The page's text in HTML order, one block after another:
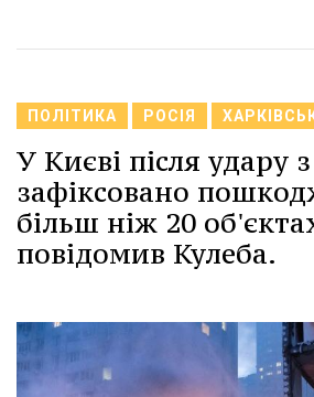
ПОЛІТИКА РОСІЯ
У Києві після удару з
зафіксовано
більш ніж 20
повідомив Кулеба.